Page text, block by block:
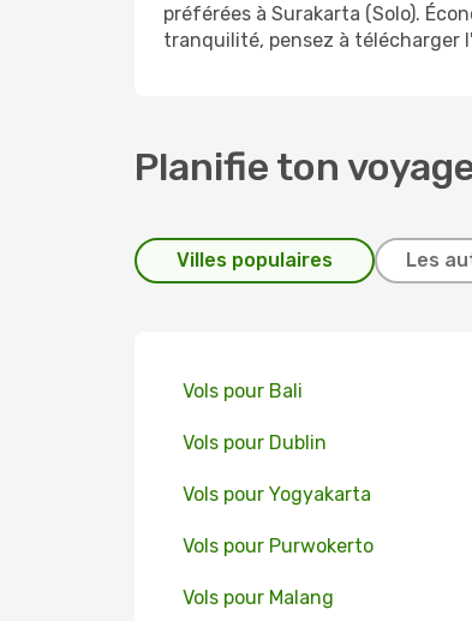
préférées à Surakarta (Solo).
tranquilité, pensez à télécharger
Planifie ton
Villes populaires Les
Vols pour Bali
Vols pour Dublin
Vols pour Yogyakarta
Vols pour Purwokerto
Vols pour Malang